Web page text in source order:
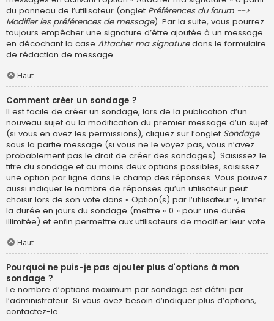
du panneau de l’utilisateur (onglet Préférences du forum -->
Modifier les préférences de message). Par la suite, vous pourrez
toujours empêcher une signature d’être ajoutée à un message
en décochant la case Attacher ma signaturedans le formulaire
de rédaction de message.
Haut
Comment créer un sondage ?
Il est facile de créer un sondage, lors de la publication d’un
nouveau sujet ou la modification du premier message d’un sujet
(si vous en avez les permissions), cliquez sur l’onglet Sondage
sous la partie message (si vous ne le voyez pas, vous n’avez
probablement pas le droit de créer des sondages). Saisissez le
titre du sondage et au moins deux options possibles, saisissez
une option par ligne dans le champ des réponses. Vous pouvez
aussi indiquer le nombre de réponses qu’un utilisateur peut
choisir lors de son vote dans « Option(s) par l’utilisateur », limiter
la durée en jours du sondage (mettre « 0 » pour une durée
illimitée) et enfin permettre aux utilisateurs de modifier leur vote.
Haut
Pourquoi ne puis-je pas ajouter plus d’options à mon
sondage ?
Le nombre d’options maximum par sondage est défini par
l’administrateur. Si vous avez besoin d’indiquer plus d’options,
contactez-le.